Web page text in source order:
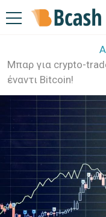
Μπαρ για crypto-
έναντι Bitcoin!